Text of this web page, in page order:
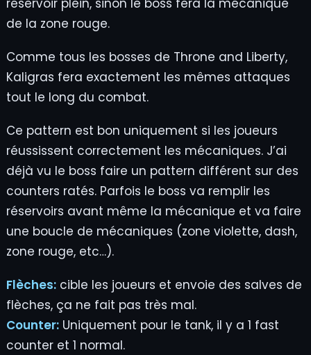
réservoir plein, sinon le boss fera la mécanique
de la zone rouge.
Comme tous les bosses de Throne and Liberty,
Kaligras fera exactement les mêmes attaques
tout le long du combat.
Ce pattern est bon uniquement si les joueurs
réussissent correctement les mécaniques. J’ai
déjà vu le boss faire un pattern différent sur des
counters ratés. Parfois le boss va remplir les
réservoirs avant même la mécanique et va faire
une boucle de mécaniques (zone violette, dash,
zone rouge, etc…).
Flèches:cible les joueurs et envoie des salves de
flèches, ça ne fait pas très mal.
Counter:Uniquement pour le tank, il y a 1 fast
counter et 1 normal.